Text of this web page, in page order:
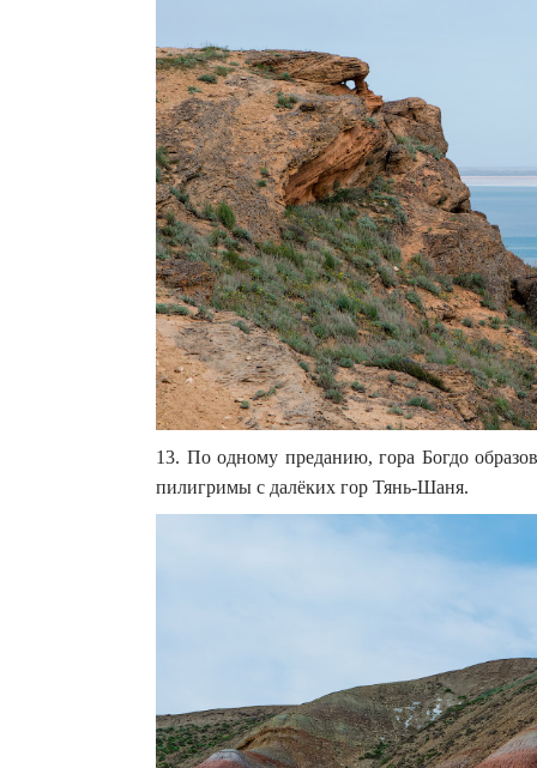
13. По одному преданию, гора Богдо
пилигримы с далёких гор Тянь-Шаня.